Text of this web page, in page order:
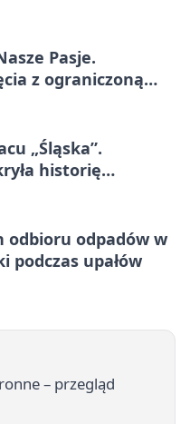
Pasje.
z ograniczoną
„Śląska”.
historię
odbioru odpadów w
podczas upałów
– przegląd